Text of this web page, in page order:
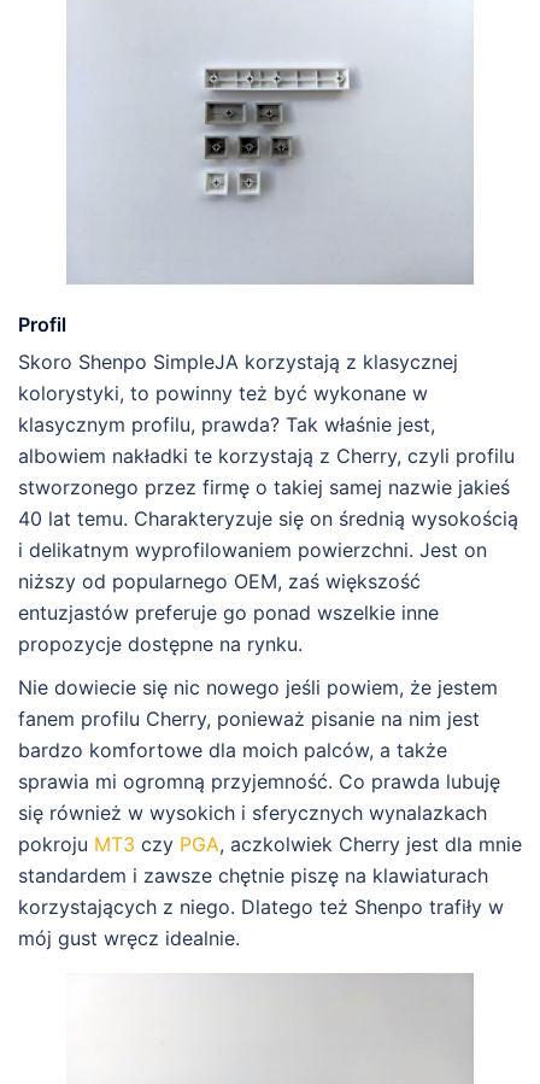
Profil
Skoro Shenpo SimpleJA korzystają z klasycznej
kolorystyki, to powinny też być wykonane w
klasycznym profilu, prawda? Tak właśnie jest,
albowiem nakładki te korzystają z Cherry, czyli profilu
stworzonego przez firmę o takiej samej nazwie jakieś
40 lat temu. Charakteryzuje się on średnią wysokością
i delikatnym wyprofilowaniem powierzchni. Jest on
niższy od popularnego OEM, zaś większość
entuzjastów preferuje go ponad wszelkie inne
propozycje dostępne na rynku.
Nie dowiecie się nic nowego jeśli powiem, że jestem
fanem profilu Cherry, ponieważ pisanie na nim jest
bardzo komfortowe dla moich palców, a także
sprawia mi ogromną przyjemność. Co prawda lubuję
się również w wysokich i sferycznych wynalazkach
pokroju MT3 czy PGA, aczkolwiek Cherry jest dla mnie
standardem i zawsze chętnie piszę na klawiaturach
korzystających z niego. Dlatego też Shenpo trafiły w
mój gust wręcz idealnie.